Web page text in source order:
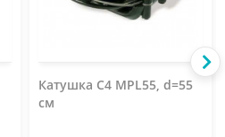
Катушка C4 MPL55, d=55
см